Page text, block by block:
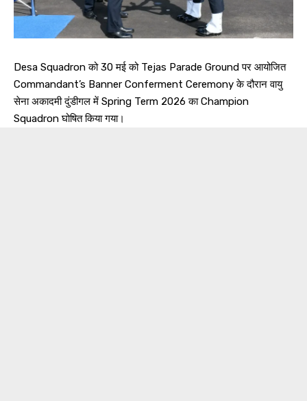
Desa Squadron को 30 मई को Tejas Parade Ground पर आयोजित
Commandant’s Banner Conferment Ceremony के दौरान वायु
सेना अकादमी दुंडीगल में Spring Term 2026 का Champion
Squadron घोषित किया गया।